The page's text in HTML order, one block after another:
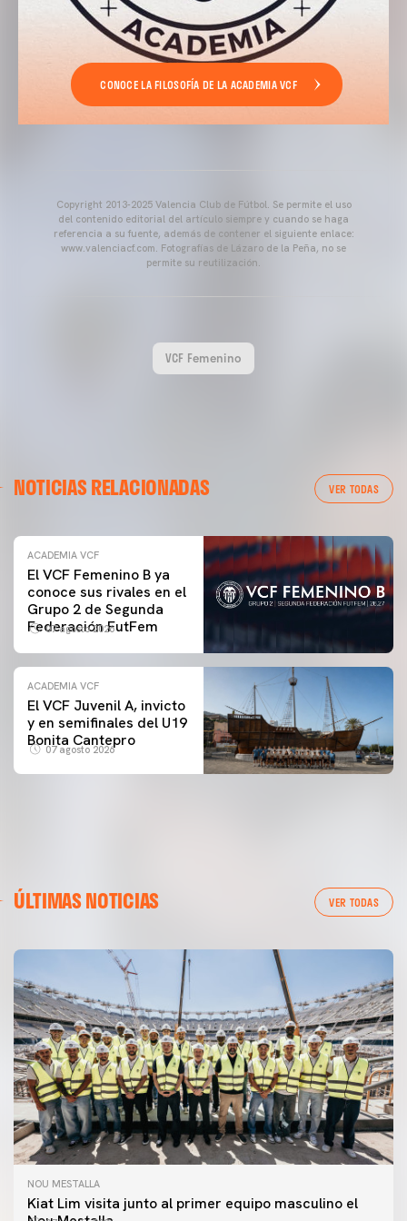
CONOCE LA FILOSOFÍA DE LA ACADEMIA VCF
Copyright 2013-2025 Valencia Club de Fútbol. Se permite el uso
del contenido editorial del artículo siempre y cuando se haga
referencia a su fuente, además de contener el siguiente enlace:
www.valenciacf.com. Fotografías de Lázaro de la Peña, no se
permite su reutilización.
VCF Femenino
NOTICIAS RELACIONADAS VER TODAS
ACADEMIA VCF
El VCF Femenino B ya
conoce sus rivales en el
Grupo 2 de Segunda
Federación FutFem
07 agosto 2026
ACADEMIA VCF
El VCF Juvenil A, invicto
y en semifinales del U19
Bonita Cantepro
07 agosto 2026
ÚLTIMAS NOTICIAS VER TODAS
NOU MESTALLA
Kiat Lim visita junto al primer equipo masculino el